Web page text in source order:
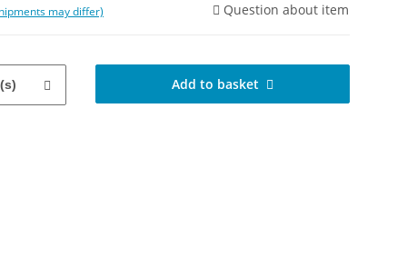
may differ) Question about item
Add to basket